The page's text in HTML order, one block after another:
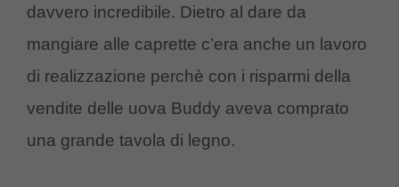
davvero incredibile. Dietro al dare da
mangiare alle caprette c’era anche un lavoro
di realizzazione perchè con i risparmi della
vendite delle uova Buddy aveva comprato
una grande tavola di legno.